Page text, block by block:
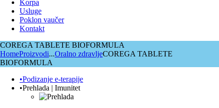
Korpa
Usluge
Poklon vaučer
Kontakt
COREGA TABLETE BIOFORMULA
HomeProizvodi...Oralno zdravljeCOREGA TABLETE
BIOFORMULA
•Podizanje e-terapije
•Prehlada | Imunitet